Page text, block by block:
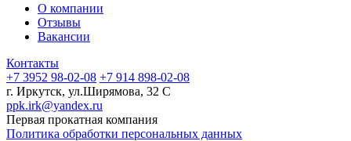
О компании
Отзывы
Вакансии
Контакты
+7 3952 98-02-08 +7 914 898-02-08
г. Иркутск, ул.Ширямова, 32 С
ppk.irk@yandex.ru
Первая прокатная компания
Политика обработки персональных данных